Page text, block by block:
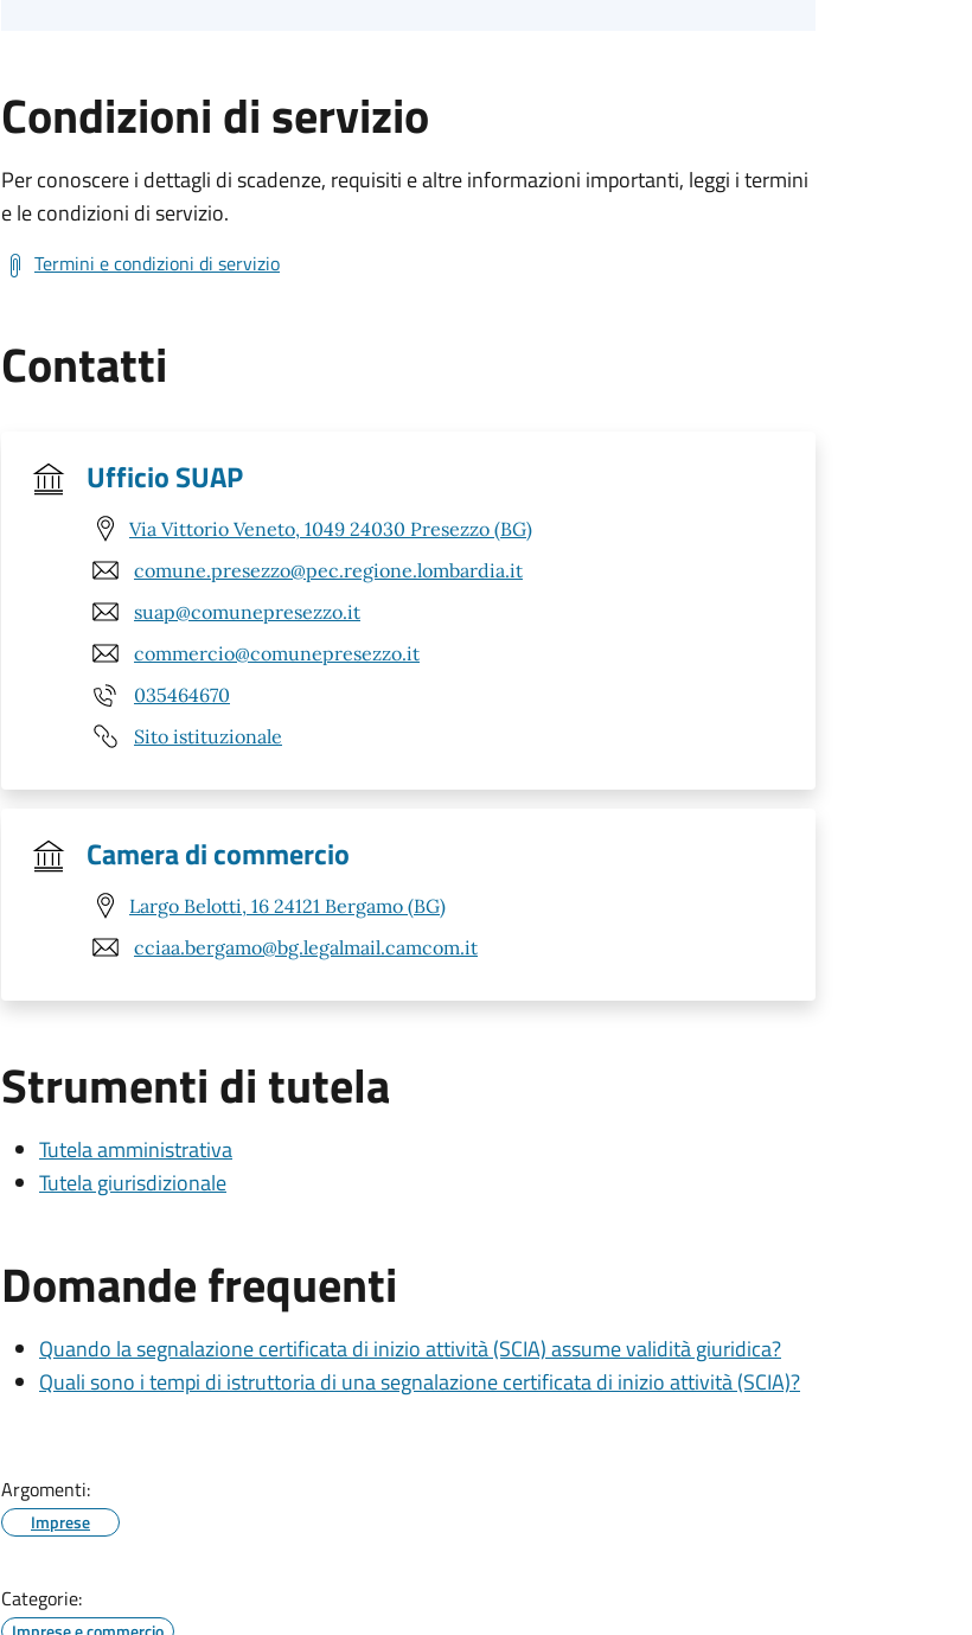
Condizioni di servizio
Per conoscere i dettagli di scadenze, requisiti e altre informazioni importanti, leggi i termini
e le condizioni di servizio.
Termini e condizioni di servizio
Contatti
Ufficio SUAP
Via Vittorio Veneto, 1049 24030 Presezzo (BG)
comune.presezzo@pec.regione.lombardia.it
suap@comunepresezzo.it
commercio@comunepresezzo.it
035464670
Sito istituzionale
Camera di commercio
Largo Belotti, 16 24121 Bergamo (BG)
cciaa.bergamo@bg.legalmail.camcom.it
Strumenti di tutela
Tutela amministrativa
Tutela giurisdizionale
Domande frequenti
Quando la segnalazione certificata di inizio attività (SCIA) assume validità giuridica?
Quali sono i tempi di istruttoria di una segnalazione certificata di inizio attività (SCIA)?
Argomenti:
Imprese
Categorie: